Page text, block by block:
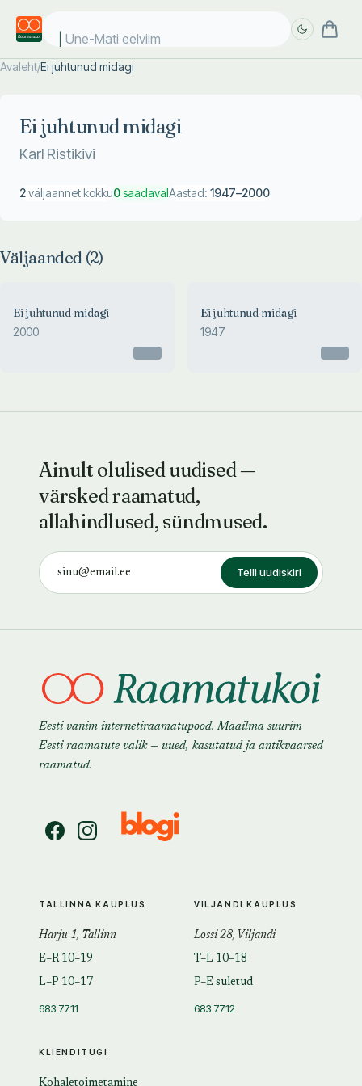
Une-Mati eelviima
Avaleht/Ei juhtunud midagi
Ei juhtunud midagi
Karl Ristikivi
2väljaannet kokku0saadavalAastad: 1947–2000
Väljaanded (2)
Ei juhtunud midagi
2000
Ei juhtunud midagi
1947
Ainult olulised uudised —
värsked raamatud,
allahindlused, sündmused.
Telli uudiskiri
Eesti vanim internetiraamatupood. Maailma suurim
Eesti raamatute valik — uued, kasutatud ja antikvaarsed
raamatud.
KLIENDITUGI
TALLINNA KAUPLUS
Harju 1, Tallinn
E–R 10–19
L–P 10–17
683 7711
VILJANDI KAUPLUS
Lossi 28, Viljandi
T–L 10–18
P–E suletud
683 7712